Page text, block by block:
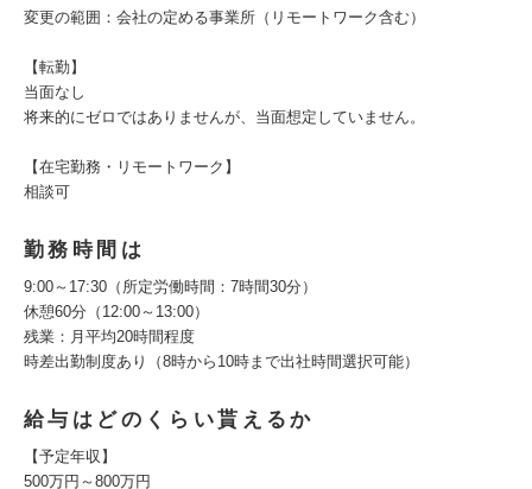
変更の範囲：会社の定める事業所（リモートワーク含む）
【転勤】
当面なし
将来的にゼロではありませんが、当面想定していません。
【在宅勤務・リモートワーク】
相談可
勤務時間は
9:00～17:30（所定労働時間：7時間30分）
休憩60分（12:00～13:00）
残業：月平均20時間程度
時差出勤制度あり（8時から10時まで出社時間選択可能）
給与はどのくらい貰えるか
【予定年収】
500万円～800万円